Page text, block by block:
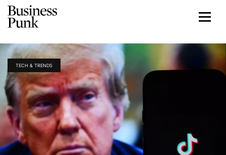
TECH & TRENDS